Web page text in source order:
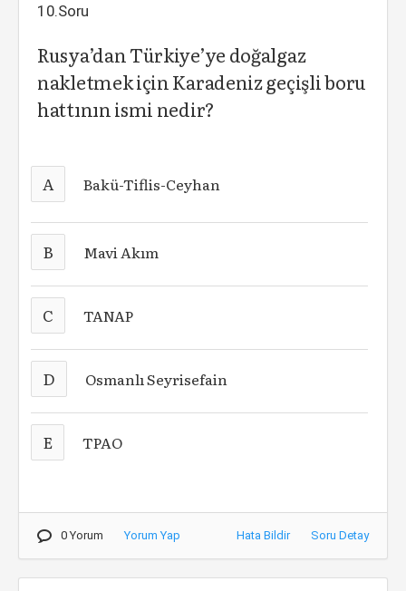
10.Soru
Rusya’dan Türkiye’ye doğalgaz
nakletmek için Karadeniz geçişli boru
hattının ismi nedir?
A Bakü-Tiflis-Ceyhan
B Mavi Akım
C TANAP
D Osmanlı Seyrisefain
E TPAO
0 Yorum Yorum Yap Hata Bildir Soru Detay